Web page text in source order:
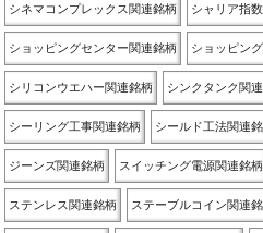
シネマコンプレックス関連銘柄 シャリア指
ショッピングセンター関連銘柄 ショッピン
シリコンウエハー関連銘柄 シンクタンク関
シーリング工事関連銘柄 シールド工法関連
ジーンズ関連銘柄 スイッチング電源関連銘柄
ステンレス関連銘柄 ステーブルコイン関連